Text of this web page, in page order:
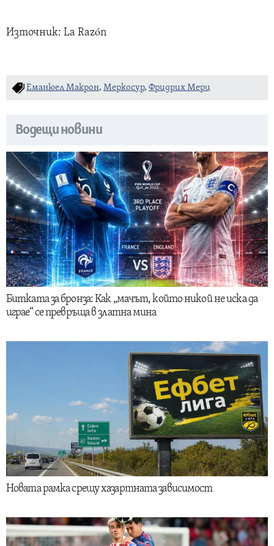
Източник: La Razón
Еманюел Макрон, Меркосур, Фридрих Мерц
Водещи новини
Битката за бронза: Как „мачът, който никой не иска да
играе“ се превръща в златна мина
Новата рамка срещу хазартната зависимост